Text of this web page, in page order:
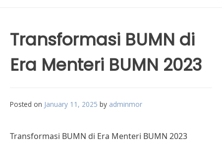
Transformasi BUMN di
Era Menteri BUMN 2023
Posted on January 11, 2025 by adminmor
Transformasi BUMN di Era Menteri BUMN 2023